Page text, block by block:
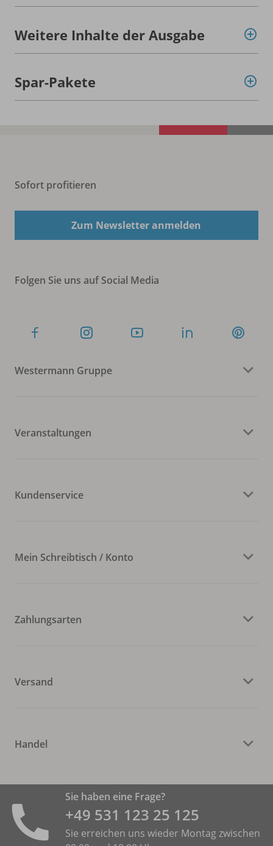
Weitere Inhalte der Ausgabe
Spar-Pakete
Sofort profitieren
Zum Newsletter anmelden
Folgen Sie uns auf Social Media
Westermann Gruppe
Veranstaltungen
Kundenservice
Mein Schreibtisch / Konto
Zahlungsarten
Versand
Handel
Sie haben eine Frage?
+49 531 ­123 25 125
Sie erreichen uns wieder Montag zwischen